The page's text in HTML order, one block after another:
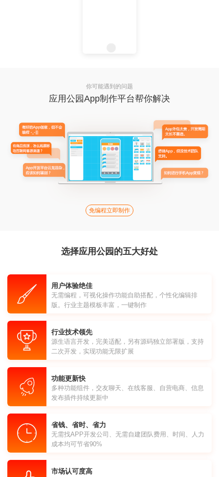
你可能遇到的问题
应用公园App制作平台帮你解决
免编程立即制作
选择应用公园的五大好处
用户体验绝佳
无需编程，可视化操作功能自助搭配，个性化编辑排
版。行业主题模板丰富，一键制作
行业技术领先
源生语言开发，完美适配，另有源码独立部署版，支持
二次开发，实现功能无限扩展
功能更新快
多种功能组件，交友聊天、在线客服、自营电商、信息
发布插件持续更新中
省钱、省时、省力
无需找APP开发公司、无需自建团队费用、时间、人力
成本均可节省90%
市场认可度高